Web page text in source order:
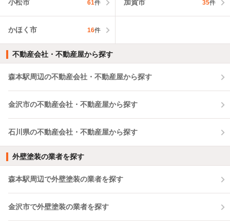
小松市 61件 加賀市 35件
かほく市 16件
不動産会社・不動産屋から探す
森本駅周辺の不動産会社・不動産屋から探す
金沢市の不動産会社・不動産屋から探す
石川県の不動産会社・不動産屋から探す
外壁塗装の業者を探す
森本駅周辺で外壁塗装の業者を探す
金沢市で外壁塗装の業者を探す